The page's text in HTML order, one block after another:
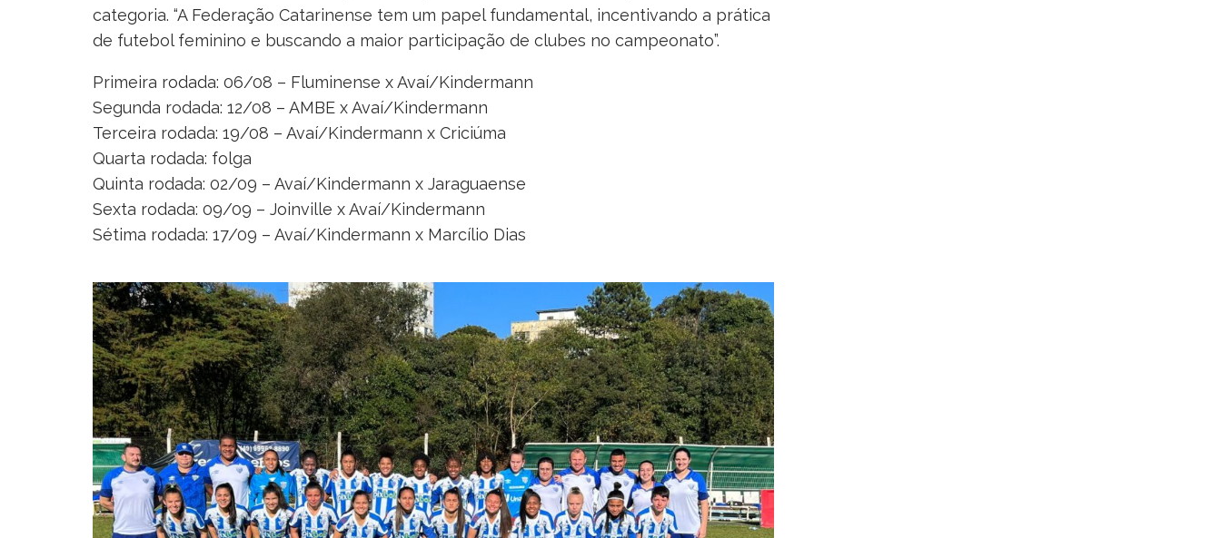
categoria. “A Federação Catarinense tem um papel fundamental, incentivando a prática
de futebol feminino e buscando a maior participação de clubes no campeonato”.
Primeira rodada: 06/08 – Fluminense x Avaí/Kindermann
Segunda rodada: 12/08 – AMBE x Avaí/Kindermann
Terceira rodada: 19/08 – Avaí/Kindermann x Criciúma
Quarta rodada: folga
Quinta rodada: 02/09 – Avaí/Kindermann x Jaraguaense
Sexta rodada: 09/09 – Joinville x Avaí/Kindermann
Sétima rodada: 17/09 – Avaí/Kindermann x Marcílio Dias